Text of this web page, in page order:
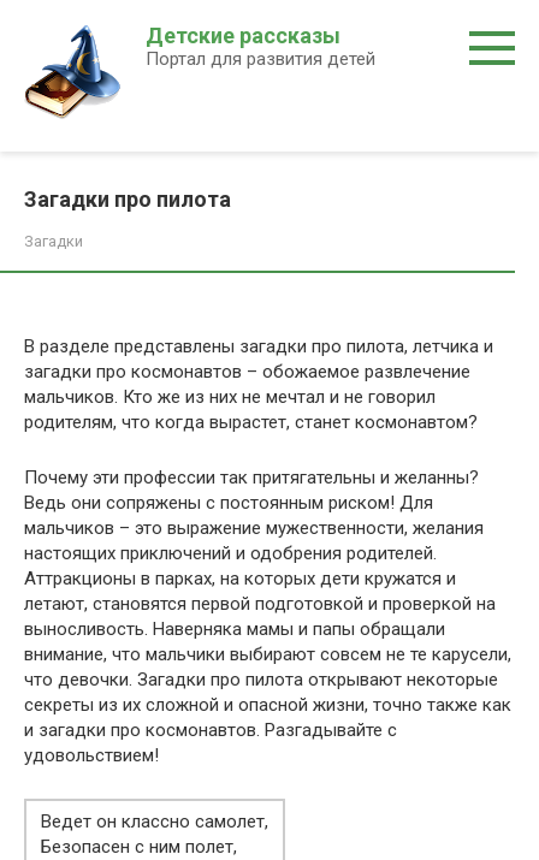
контенту
Детские рассказы
Портал для развития детей
Загадки про пилота
Загадки
В разделе представлены загадки про пилота, летчика и
загадки про космонавтов – обожаемое развлечение
мальчиков. Кто же из них не мечтал и не говорил
родителям, что когда вырастет, станет космонавтом?
Почему эти профессии так притягательны и желанны?
Ведь они сопряжены с постоянным риском! Для
мальчиков – это выражение мужественности, желания
настоящих приключений и одобрения родителей.
Аттракционы в парках, на которых дети кружатся и
летают, становятся первой подготовкой и проверкой на
выносливость. Наверняка мамы и папы обращали
внимание, что мальчики выбирают совсем не те карусели,
что девочки. Загадки про пилота открывают некоторые
секреты из их сложной и опасной жизни, точно также как
и загадки про космонавтов. Разгадывайте с
удовольствием!
Ведет он классно самолет,
Безопасен с ним полет,